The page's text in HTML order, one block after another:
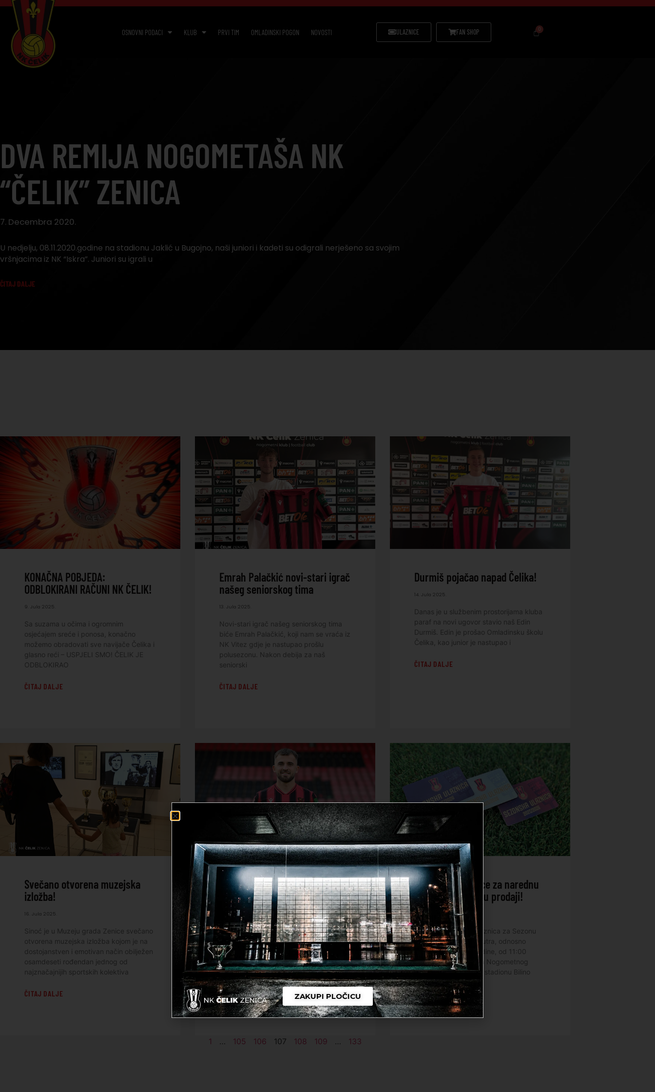
OSNOVNI PODACI KLUB PRVI TIM OMLADINSKI POGON NOVOSTI ULAZNICE FAN SHOP
DVA REMIJA NOGOMETAŠA NK
“ČELIK” ZENICA
7. Decembra 2020.
U nedjelju, 08.11.2020.godine na stadionu Jaklić u Bugojno, naši juniori i kadeti su odigrali nerješeno sa svojim
vršnjacima iz NK “Iskra”. Juniori su igrali u
ČITAJ DALJE
KONAČNA POBJEDA:
ODBLOKIRANI RAČUNI NK ČELIK!
9. Jula 2025.
Sa suzama u očima i ogromnim
osjećajem sreće i ponosa, konačno
možemo obradovati sve navijače Čelika i
glasno reći – USPJELI SMO! ČELIK JE
ODBLOKIRAO
ČITAJ DALJE
Emrah Palačkić novi-stari igrač
našeg seniorskog tima
13. Jula 2025.
Novi-stari igrač našeg seniorskog tima
biće Emrah Palačkić, koji nam se vraća iz
NK Vitez gdje je nastupao prošlu
polusezonu. Nakon debija za naš
seniorski
ČITAJ DALJE
Durmiš pojačao napad Čelika!
14. Jula 2025.
Danas je u službenim prostorijama kluba
paraf na novi ugovor stavio naš Edin
Durmiš. Edin je prošao Omladinsku školu
Čelika, kao junior je nastupao i
ČITAJ DALJE
Svečano otvorena muzejska
izložba!
16. Jula 2025.
Sinoć je u Muzeju grada Zenice svečano
otvorena muzejska izložba kojom je na
dostojanstven i emotivan način obilježen
osamdeseti rođendan jednog od
najznačajnijih sportskih kolektiva
ČITAJ DALJE
Kenan Delić je novi fudbaler
Čelika!
16. Jula 2025.
Novo pojačanje crno-crvenih za
narednu sezonu biće Kenan Delić, 26-
godišnji nogometaš čija je primarna
pozicija prednji vezni igrač. U Čelik
dolazi iz prvaka Prve
ČITAJ DALJE
Sezonske ulaznice za narednu
sezonu od sutra u prodaji!
17. Jula 2025.
Prodaja sezonskih ulaznica za Sezonu
2025/26 počinje od sutra, odnosno
petka 17.07.2025. godine, od 11:00
časova u prostorijama Nogometnog
kluba Čelik Zenica na stadionu Bilino
ČITAJ DALJE
1 … 105 106 107 108 109 … 133
ZAKUPI PLOČICU